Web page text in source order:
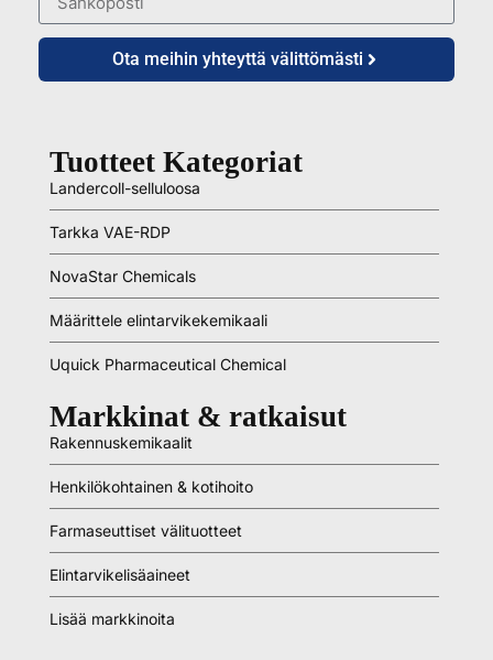
Ota meihin yhteyttä välittömästi
Tuotteet Kategoriat
Landercoll-selluloosa
Tarkka VAE-RDP
NovaStar Chemicals
Määrittele elintarvikekemikaali
Uquick Pharmaceutical Chemical
Markkinat & ratkaisut
Rakennuskemikaalit
Henkilökohtainen & kotihoito
Farmaseuttiset välituotteet
Elintarvikelisäaineet
Lisää markkinoita